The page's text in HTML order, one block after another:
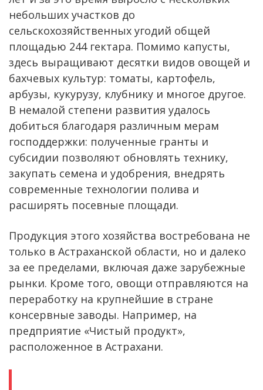
небольших участков до
сельскохозяйственных угодий общей
площадью 244 гектара. Помимо капусты,
здесь выращивают десятки видов овощей и
бахчевых культур: томаты, картофель,
арбузы, кукурузу, клубнику и многое другое.
В немалой степени развития удалось
добиться благодаря различным мерам
господдержки: полученные гранты и
субсидии позволяют обновлять технику,
закупать семена и удобрения, внедрять
современные технологии полива и
расширять посевные площади.
Продукция этого хозяйства востребована не
только в Астраханской области, но и далеко
за ее пределами, включая даже зарубежные
рынки. Кроме того, овощи отправляются на
переработку на крупнейшие в стране
консервные заводы. Например, на
предприятие «Чистый продукт»,
расположенное в Астрахани.